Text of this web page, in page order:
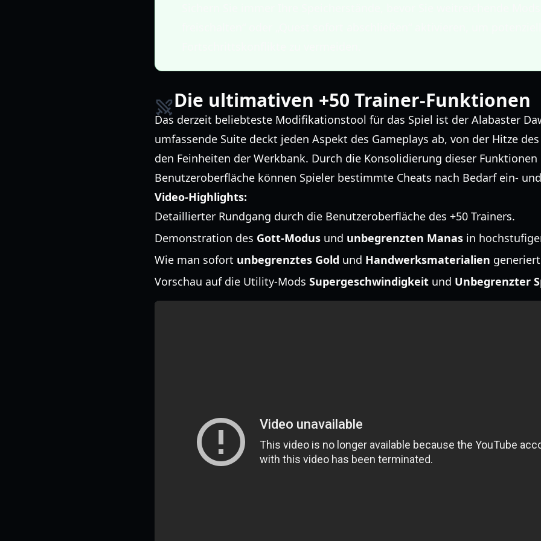
Die ultimativen +50 Trainer-Funktionen
Das derzeit beliebteste Modifikationstool für das Spiel ist der Alabaster
umfassende Suite deckt jeden Aspekt des Gameplays ab, von der Hitze
den Feinheiten der Werkbank. Durch die Konsolidierung dieser
Benutzeroberfläche können Spieler bestimmte Cheats nach Bedarf ein-
Video-Highlights:
Detaillierter Rundgang durch die Benutzeroberfläche des +50 Trainers.
Demonstration des Gott-Modus und unbegrenzten Manas in
Wie man sofort unbegrenztes Gold und Handwerksmaterialien
Vorschau auf die Utility-Mods Supergeschwindigkeit und Unbegrenzter